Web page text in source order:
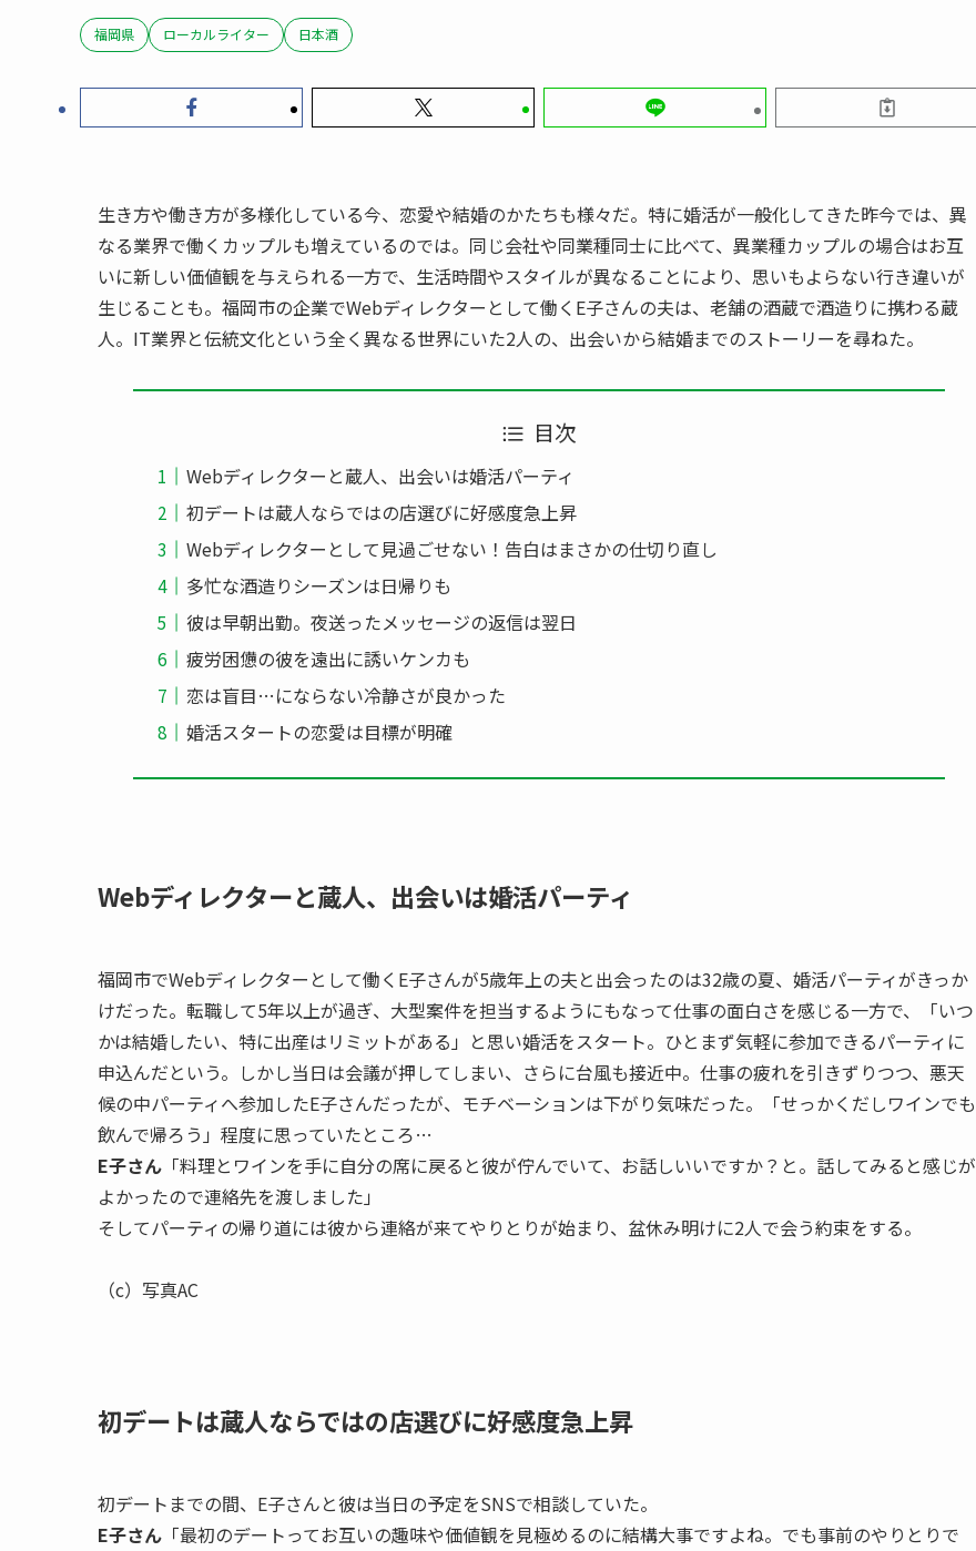
福岡県 ローカルライター 日本酒
生き方や働き方が多様化している今、恋愛や結婚のかたちも様々だ。特に婚活が一般化してきた昨今では、異
なる業界で働くカップルも増えているのでは。同じ会社や同業種同士に比べて、異業種カップルの場合はお互
いに新しい価値観を与えられる一方で、生活時間やスタイルが異なることにより、思いもよらない行き違いが
生じることも。福岡市の企業でWebディレクターとして働くE子さんの夫は、老舗の酒蔵で酒造りに携わる蔵
人。IT業界と伝統文化という全く異なる世界にいた2人の、出会いから結婚までのストーリーを尋ねた。
目次
Webディレクターと蔵人、出会いは婚活パーティ
初デートは蔵人ならではの店選びに好感度急上昇
Webディレクターとして見過ごせない！告白はまさかの仕切り直し
多忙な酒造りシーズンは日帰りも
彼は早朝出勤。夜送ったメッセージの返信は翌日
疲労困憊の彼を遠出に誘いケンカも
恋は盲目…にならない冷静さが良かった
婚活スタートの恋愛は目標が明確
Webディレクターと蔵人、出会いは婚活パーティ
福岡市でWebディレクターとして働くE子さんが5歳年上の夫と出会ったのは32歳の夏、婚活パーティがきっか
けだった。転職して5年以上が過ぎ、大型案件を担当するようにもなって仕事の面白さを感じる一方で、「いつ
かは結婚したい、特に出産はリミットがある」と思い婚活をスタート。ひとまず気軽に参加できるパーティに
申込んだという。しかし当日は会議が押してしまい、さらに台風も接近中。仕事の疲れを引きずりつつ、悪天
候の中パーティへ参加したE子さんだったが、モチベーションは下がり気味だった。「せっかくだしワインでも
飲んで帰ろう」程度に思っていたところ…
E子さん 「料理とワインを手に自分の席に戻ると彼が佇んでいて、お話しいいですか？と。話してみると感じが
よかったので連絡先を渡しました」
そしてパーティの帰り道には彼から連絡が来てやりとりが始まり、盆休み明けに2人で会う約束をする。
（c）写真AC
初デートは蔵人ならではの店選びに好感度急上昇
初デートまでの間、E子さんと彼は当日の予定をSNSで相談していた。
E子さん 「最初のデートってお互いの趣味や価値観を見極めるのに結構大事ですよね。でも事前のやりとりで